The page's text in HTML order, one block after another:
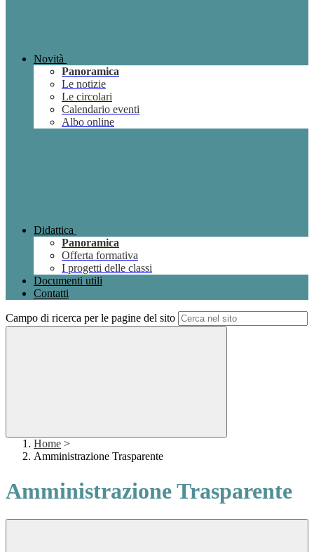
Novità
Panoramica
Le notizie
Le circolari
Calendario eventi
Albo online
Didattica
Panoramica
Offerta formativa
I progetti delle classi
Documenti utili
Contatti
Campo di ricerca per le pagine del sito
Home >
Amministrazione Trasparente
Amministrazione Trasparente